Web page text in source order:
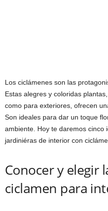
Los ciclámenes son las
Estas alegres y coloridas
como para exteriores, ofrecen
Son ideales para dar un toque
ambiente. Hoy te daremos cinco
jardiniéras de interior con
Conocer y elegir
ciclamen para